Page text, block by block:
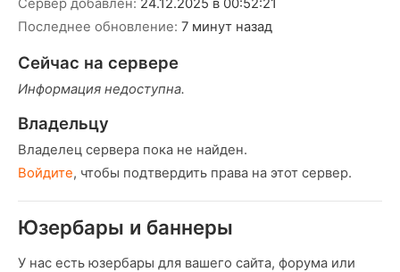
Сервер добавлен: 24.12.2025 в 00:52:21
Последнее обновление: 7 минут назад
Сейчас на сервере
Информация недоступна.
Владельцу
Владелец сервера пока не найден.
Войдите, чтобы подтвердить права на этот сервер.
Юзербары и баннеры
У нас есть юзербары для вашего сайта, форума или